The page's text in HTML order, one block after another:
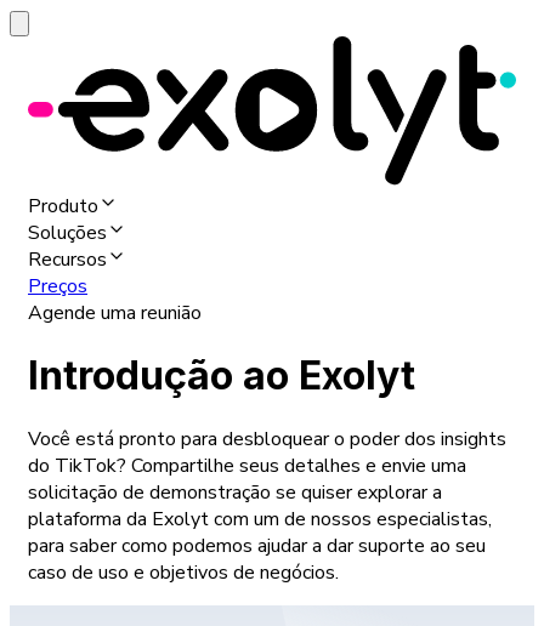
Produto
Soluções
Recursos
Preços
Agende uma reunião
Introdução ao Exolyt
Você está pronto para desbloquear o poder dos insights
do TikTok? Compartilhe seus detalhes e envie uma
solicitação de demonstração se quiser explorar a
plataforma da Exolyt com um de nossos especialistas,
para saber como podemos ajudar a dar suporte ao seu
caso de uso e objetivos de negócios.